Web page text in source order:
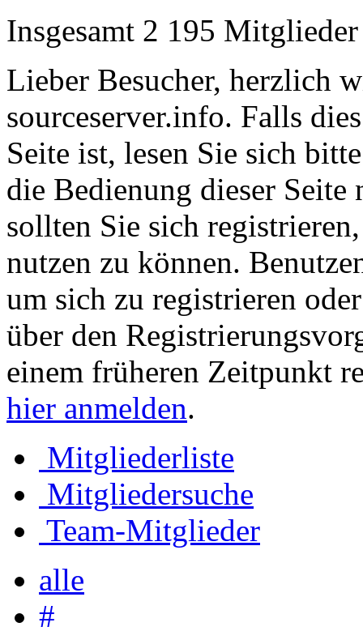
Insgesamt 2 195 Mitglieder
Lieber Besucher, herzlich
sourceserver.info. Falls
Seite ist, lesen Sie sich
die Bedienung dieser Seite
sollten Sie sich
nutzen zu können.
um sich zu registrieren
über den
einem früheren Zeitpunkt
hier anmelden.
Mitgliederliste
Mitgliedersuche
Team-Mitglieder
alle
#